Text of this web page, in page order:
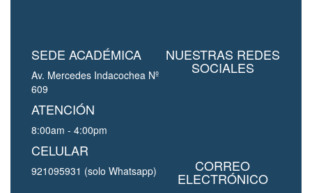
SEDE ACADÉMICA
Av. Mercedes Indacochea Nº
609
ATENCIÓN
8:00am - 4:00pm
CELULAR
921095931 (solo Whatsapp)
NUESTRAS REDES
SOCIALES
CORREO
ELECTRÓNICO